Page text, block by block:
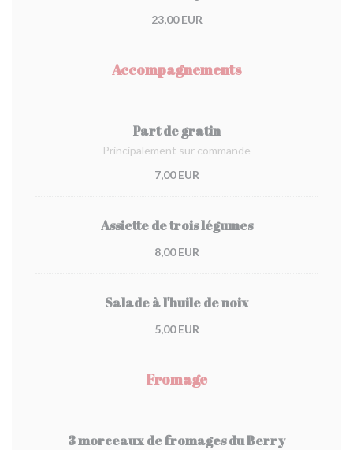
23,00 EUR
Accompagnements
Part de gratin
Principalement sur commande
7,00 EUR
Assiette de trois légumes
8,00 EUR
Salade à l'huile de noix
5,00 EUR
Fromage
3 morceaux de fromages du Berry